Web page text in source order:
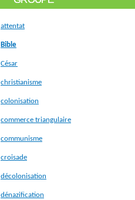
attentat
Bible
César
christianisme
colonisation
commerce triangulaire
communisme
croisade
décolonisation
dénazification